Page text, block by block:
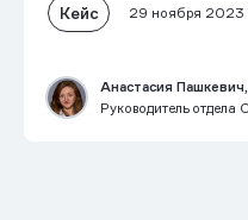
Кейс 29 ноября 2023
Анастасия Пашкевич,
Руководитель отдела